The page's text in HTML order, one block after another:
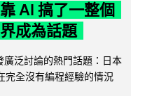
AI 搞了一整個
成為話題
泛討論的熱門話題：日本
完全沒有編程經驗的情況